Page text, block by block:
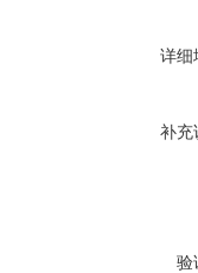
详细
补充
验